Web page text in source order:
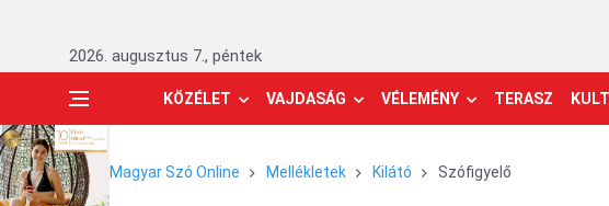
2026. augusztus 7., péntek
KÖZÉLET VAJDASÁG VÉLEMÉNY TERASZ
Magyar Szó Online Mellékletek Kilátó Szófigyelő